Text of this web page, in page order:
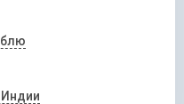
Индии